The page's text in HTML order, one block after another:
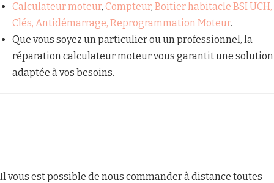
Calculateur moteur, Compteur, Boitier habitacle BSI UCH,
Clés, Antidémarrage, Reprogrammation Moteur.
Que vous soyez un particulier ou un professionnel, la
réparation calculateur moteur vous garantit une solution
adaptée à vos besoins.
Il vous est possible de nous commander à distance toutes